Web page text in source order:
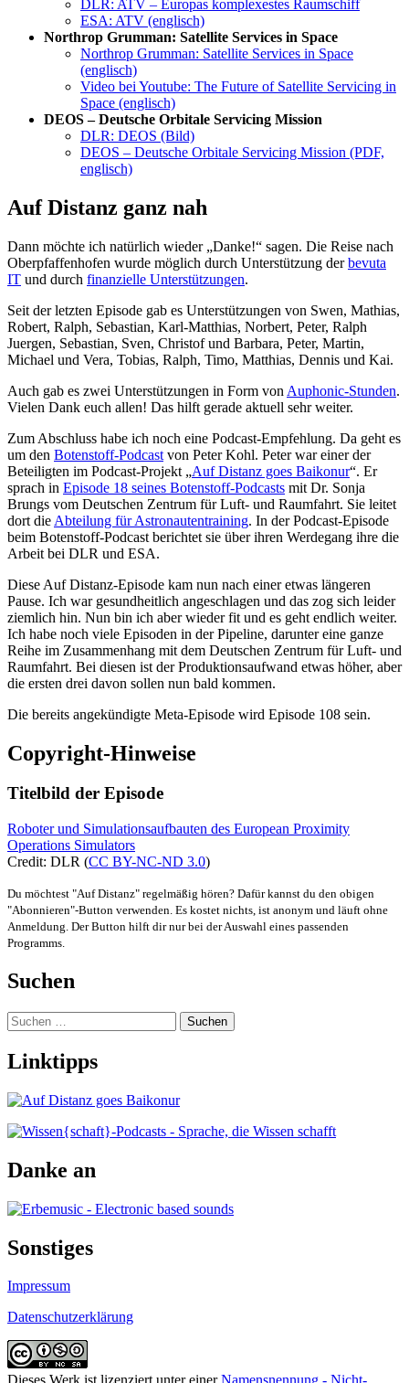
DLR: ATV – Europas komplexestes Raumschiff
ESA: ATV (englisch)
Northrop Grumman: Satellite Services in Space
Northrop Grumman: Satellite Services in Space
(englisch)
Video bei Youtube: The Future of Satellite Servicing in
Space (englisch)
DEOS – Deutsche Orbitale Servicing Mission
DLR: DEOS (Bild)
DEOS – Deutsche Orbitale Servicing Mission (PDF,
englisch)
Auf Distanz ganz nah
Dann möchte ich natürlich wieder „Danke!“ sagen. Die Reise nach
Oberpfaffenhofen wurde möglich durch Unterstützung derbevuta
IT und durch finanzielle Unterstützungen.
Seit der letzten Episode gab es Unterstützungen von Swen, Mathias,
Robert, Ralph, Sebastian, Karl-Matthias, Norbert, Peter, Ralph
Juergen, Sebastian, Sven, Christof und Barbara, Peter, Martin,
Michael und Vera, Tobias, Ralph, Timo, Matthias, Dennis und Kai.
Auch gab es zwei Unterstützungen in Form von Auphonic-Stunden.
Vielen Dank euch allen! Das hilft gerade aktuell sehr weiter.
Zum Abschluss habe ich noch eine Podcast-Empfehlung. Da geht es
um den Botenstoff-Podcast von Peter Kohl. Peter war einer der
Beteiligten im Podcast-Projekt „Auf Distanz goes Baikonur“. Er
sprach in Episode 18 seines Botenstoff-Podcasts mit Dr. Sonja
Brungs vom Deutschen Zentrum für Luft- und Raumfahrt. Sie leitet
dort die Abteilung für Astronautentraining. In der Podcast-Episode
beim Botenstoff-Podcast berichtet sie über ihren Werdegang ihre die
Arbeit bei DLR und ESA.
Diese Auf Distanz-Episode kam nun nach einer etwas längeren
Pause. Ich war gesundheitlich angeschlagen und das zog sich leider
ziemlich hin. Nun bin ich aber wieder fit und es geht endlich weiter.
Ich habe noch viele Episoden in der Pipeline, darunter eine ganze
Reihe im Zusammenhang mit dem Deutschen Zentrum für Luft- und
Raumfahrt. Bei diesen ist der Produktionsaufwand etwas höher, aber
die ersten drei davon sollen nun bald kommen.
Die bereits angekündigte Meta-Episode wird Episode 108 sein.
Copyright-Hinweise
Titelbild der Episode
Roboter und Simulationsaufbauten des European Proximity
Operations Simulators
Credit: DLR (CC BY-NC-ND 3.0)
Du möchtest "Auf Distanz" regelmäßig hören? Dafür kannst du den obigen
"Abonnieren"-Button verwenden. Es kostet nichts, ist anonym und läuft ohne
Anmeldung. Der Button hilft dir nur bei der Auswahl eines passenden
Programms.
Suchen
Suchen
nach:
Linktipps
Danke an
Sonstiges
Impressum
Datenschutzerklärung